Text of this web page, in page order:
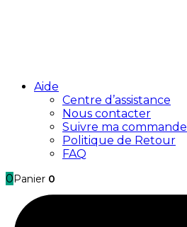
Aide
Centre d’assistance
Nous contacter
Suivre ma commande
Politique de Retour
FAQ
0 Panier 0